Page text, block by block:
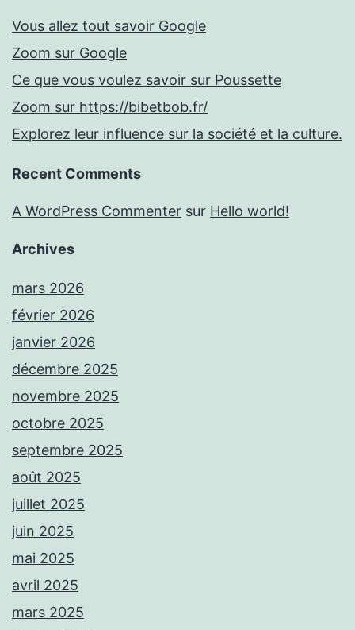
Vous allez tout savoir Google
Zoom sur Google
Ce que vous voulez savoir sur Poussette
Zoom sur https://bibetbob.fr/
Explorez leur influence sur la société et la culture.
Recent Comments
A WordPress Commenter sur Hello world!
Archives
mars 2026
février 2026
janvier 2026
décembre 2025
novembre 2025
octobre 2025
septembre 2025
août 2025
juillet 2025
juin 2025
mai 2025
avril 2025
mars 2025